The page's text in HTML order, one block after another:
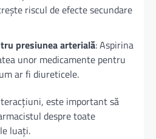
riscul de efecte secundare
presiunea arterială: Aspirina
unor medicamente pentru
ar fi diureticele.
este important să
despre toate
luați.